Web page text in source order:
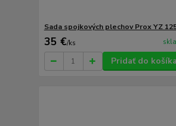
Sada spojkových plechov Prox YZ
35 €/ks
Pridať do košíka